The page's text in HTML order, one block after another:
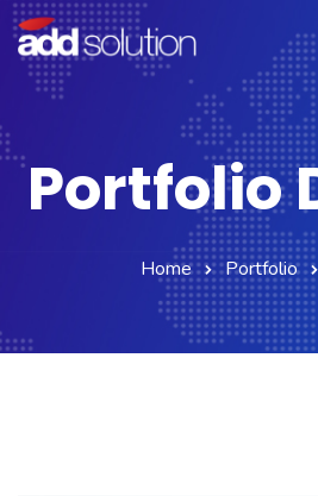
Serviços
Sobre Nós
Portfolio
Home Portfolio